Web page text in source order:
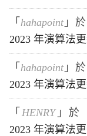
「 hahapoint 」
2023 年演算法
「 hahapoint 」
2023 年演算法
「 HENRY」於
2023 年演算法